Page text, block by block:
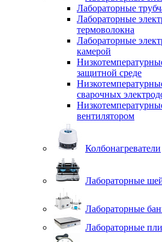
Лабораторные
Лабораторные
термоволокна
Лабораторные
камерой
защитной среде
cварочных
вентилятором
Колбонагреватели
Лабораторные
Лабораторные
Лабораторные